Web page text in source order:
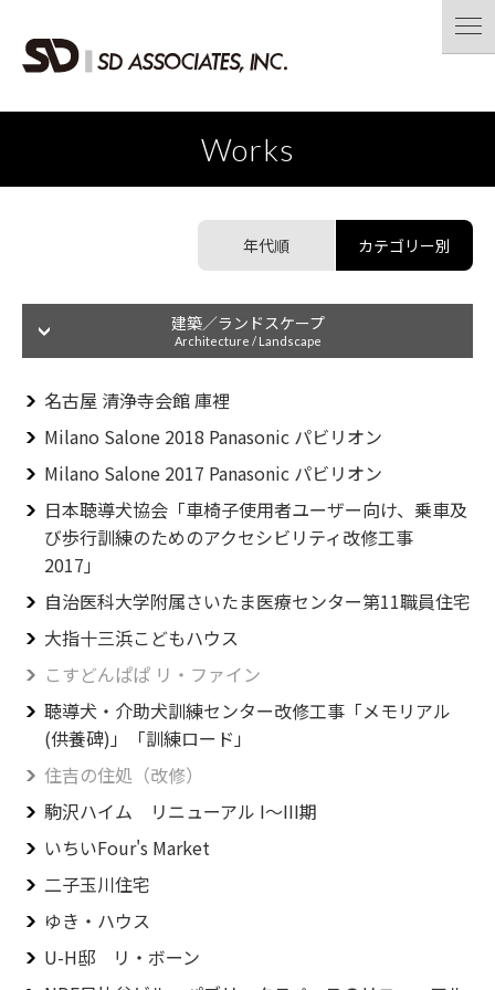
岡崎恭子
Works
年代順 カテゴリー別
建築／ランドスケープ
Architecture / Landscape
Exposition
ショールーム／博物館
展示会
Exhibition
海外イベント
サイン／デジタルサイネージ
Sign / Digital Signage
建築／ランドスケープ
Architecture / Landscape
名古屋 清浄寺会館 庫裡
Milano Salone 2018 Panasonic パビリオン
Milano Salone 2017 Panasonic パビリオン
日本聴導犬協会「車椅子使用者ユーザー向け、乗車及
び歩行訓練のためのアクセシビリティ改修工事
2017」
自治医科大学附属さいたま医療センター第11職員住宅
大指十三浜こどもハウス
こすどんぱぱ リ・ファイン
聴導犬・介助犬訓練センター改修工事「メモリアル
(供養碑)」「訓練ロード」
住吉の住処（改修）
駒沢ハイム リニューアル I〜III期
いちいFour's Market
二子玉川住宅
ゆき・ハウス
U-H邸 リ・ボーン